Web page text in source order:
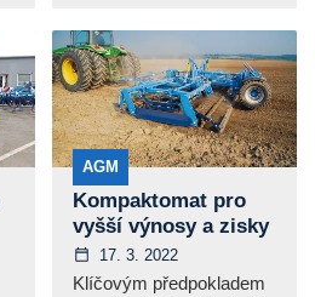
AGM
Kompaktomat pro
vyšší výnosy a zisky
17. 3. 2022
Klíčovým předpokladem